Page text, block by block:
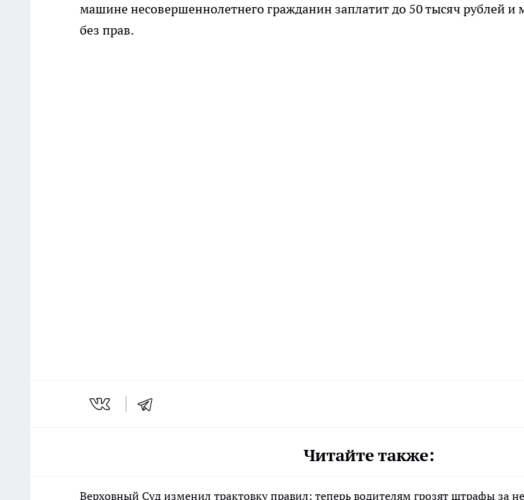
машине несовершеннолетнего гражданин заплатит до 50 тысяч рублей и
без прав.
Читайте также:
Верховный Суд изменил трактовку правил: теперь водителям грозят штрафы за